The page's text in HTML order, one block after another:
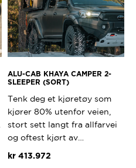
ALU-CAB KHAYA CAMPER 2-
SLEEPER (SORT)
Tenk deg et kjøretøy som
kjører 80% utenfor veien,
stort sett langt fra allfarvei
og oftest kjørt av…
kr 413.972